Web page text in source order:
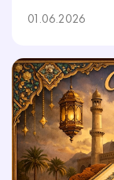
01.06.2026